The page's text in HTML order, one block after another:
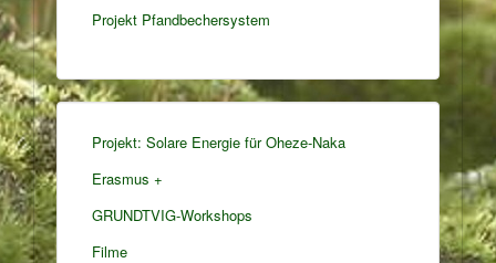
Projekt Pfandbechersystem
Projekt: Solare Energie für Oheze-Naka
Erasmus +
GRUNDTVIG-Workshops
Filme